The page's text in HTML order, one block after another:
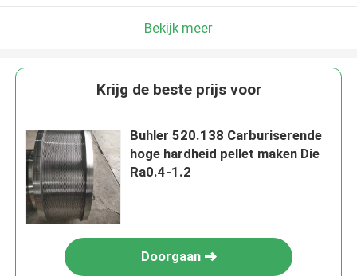
Bekijk meer
Krijg de beste prijs voor
Buhler 520.138 Carburiserende
hoge hardheid pellet maken Die
Ra0.4-1.2
Doorgaan